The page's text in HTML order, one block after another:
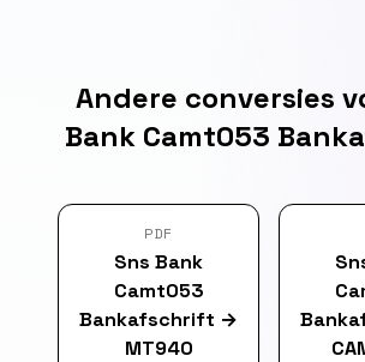
Andere conversies
Bank Camt053
PDF
Sns Bank
Camt053
Bankafschrift →
MT940